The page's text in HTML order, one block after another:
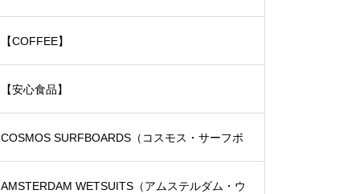
【COFFEE】
【安心食品】
COSMOS SURFBOARDS（コスモス・サーフボ
ード）
AMSTERDAM WETSUITS（アムステルダム・ウ